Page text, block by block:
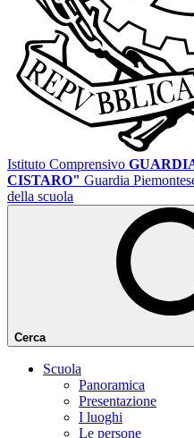
Istituto Comprensivo
CISTARO" Guardia
della scuola
Cerca
Scuola
Panoramica
Presentazione
I luoghi
Le persone